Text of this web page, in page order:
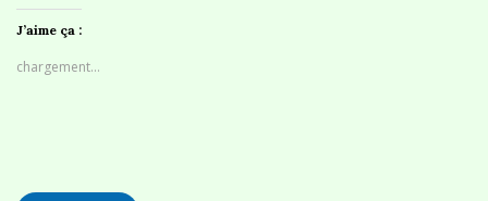
J’aime ça :
chargement…